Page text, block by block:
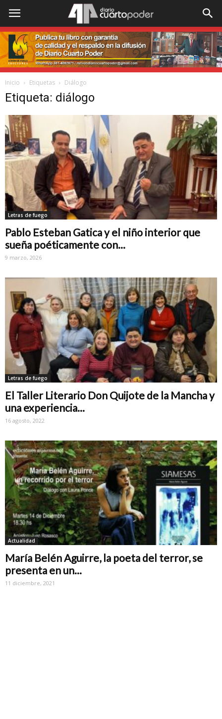
Inicio Etiquetas Diálogo
Etiqueta: diálogo
Letras de fuego
Pablo Esteban Gatica y el niño interior que
sueña poéticamente con...
9 marzo, 2026
Letras de fuego
El Taller Literario Don Quijote de la Mancha y
una experiencia...
16 agosto, 2022
Actualidad
María Belén Aguirre, la poeta del terror, se
presenta en un...
11 diciembre, 2021